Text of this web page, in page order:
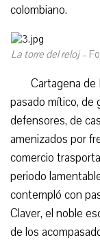
colombiano.
La torre del reloj –
Cartagena
pasado mítico, de
defensores, de
amenizados por
comercio
periodo
contempló con
Claver, el noble
de los